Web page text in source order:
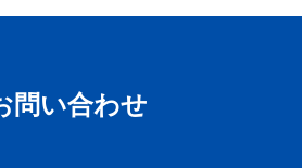
問い合わせ